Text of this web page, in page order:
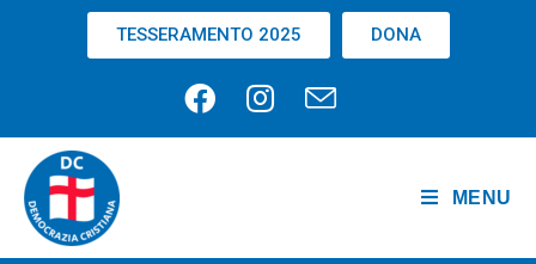
TESSERAMENTO 2025 DONA
MENU